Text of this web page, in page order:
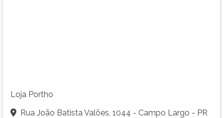
Loja Portho
Rua João Batista Valões, 1044 - Campo Largo - PR